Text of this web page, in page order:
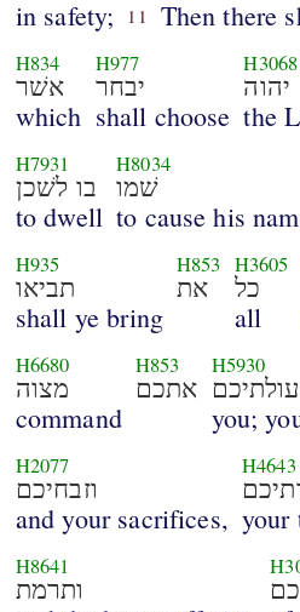
in safety; 11 Then there
H834
אשׁר
which
H977
יבחר
shall choose
H3068
יהוה
the
H7931
בו לשׁכן
to dwell
H8034
שׁמו
to cause his
H935
תביאו
shall ye bring
H853
את
H3605
כל
all
H6680
מצוה
command
H853
אתכם
H5930
עולתיכם
you;
H2077
וזבחיכם
and your sacrifices,
H4643
your
H8641
ותרמת